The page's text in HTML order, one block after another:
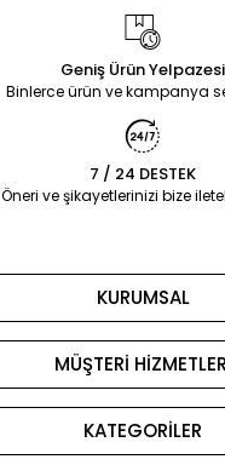
Geniş Ürün Yelpazesi
Binlerce ürün ve kampanya
7 / 24 DESTEK
Öneri ve şikayetlerinizi bize
KURUMSAL
MÜŞTERİ
KATEGORİLER